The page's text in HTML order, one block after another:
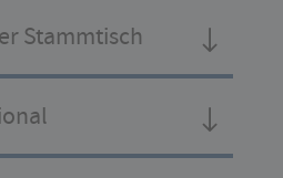
Stammtisch